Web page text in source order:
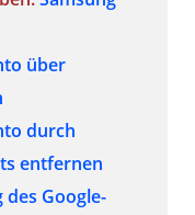
über
durch
entfernen
Google-